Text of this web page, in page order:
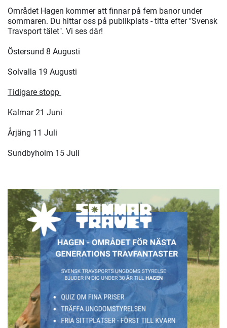
Området Hagen kommer att finnar på fem banor under
sommaren. Du hittar oss på publikplats - titta efter "Svensk
Travsport tälet". Vi ses där!
Östersund 8 Augusti
Solvalla 19 Augusti
Tidigare stopp
Kalmar 21 Juni
Årjäng 11 Juli
Sundbyholm 15 Juli